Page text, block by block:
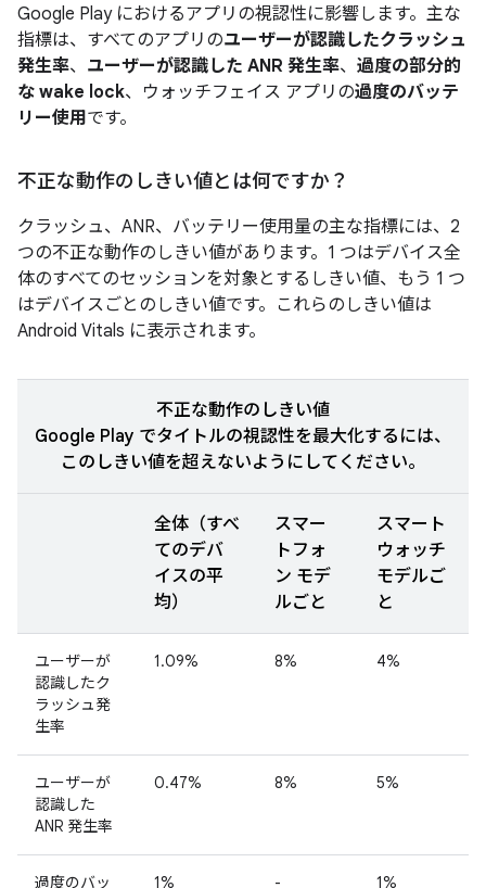
Google Play におけるアプリの視認性に影響します。主な
指標は、すべてのアプリのユーザーが認識したクラッシュ
発生率、 ユーザーが認識した ANR 発生率、 過度の部分的
な wake lock、ウォッチフェイス アプリの過度のバッテ
リー使用です。
不正な動作のしきい値とは何ですか？
クラッシュ、ANR、バッテリー使用量の主な指標には、2
つの不正な動作のしきい値があります。1 つはデバイス全
体のすべてのセッションを対象とするしきい値、もう 1 つ
はデバイスごとのしきい値です。これらのしきい値は
Android Vitals に表示されます。
不正な動作のしきい値
Google Play でタイトルの視認性を最大化するには、
このしきい値を超えないようにしてください。
全体（すべ
てのデバ
イスの平
均）
スマー
トフォ
ン モデ
ルごと
スマート
ウォッチ
モデルご
と
ユーザーが
認識したク
ラッシュ発
生率
1.09% 8% 4%
ユーザーが
認識した
ANR 発生率
0.47% 8% 5%
過度のバッ 1% - 1%